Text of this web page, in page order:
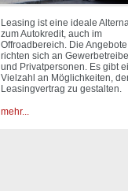
Leasing ist eine ideale
zum Autokredit, auch im
Offroadbereich. Die Angebote
richten sich an
und Privatpersonen. Es gibt
Vielzahl an Möglichkeiten,
Leasingvertrag zu gestalten.
mehr...